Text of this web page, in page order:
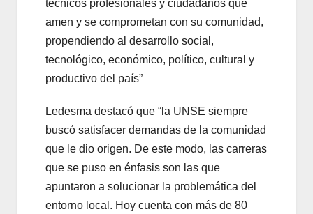
técnicos profesionales y ciudadanos que
amen y se comprometan con su comunidad,
propendiendo al desarrollo social,
tecnológico, económico, político, cultural y
productivo del país”
Ledesma destacó que “la UNSE siempre
buscó satisfacer demandas de la comunidad
que le dio origen. De este modo, las carreras
que se puso en énfasis son las que
apuntaron a solucionar la problemática del
entorno local. Hoy cuenta con más de 80